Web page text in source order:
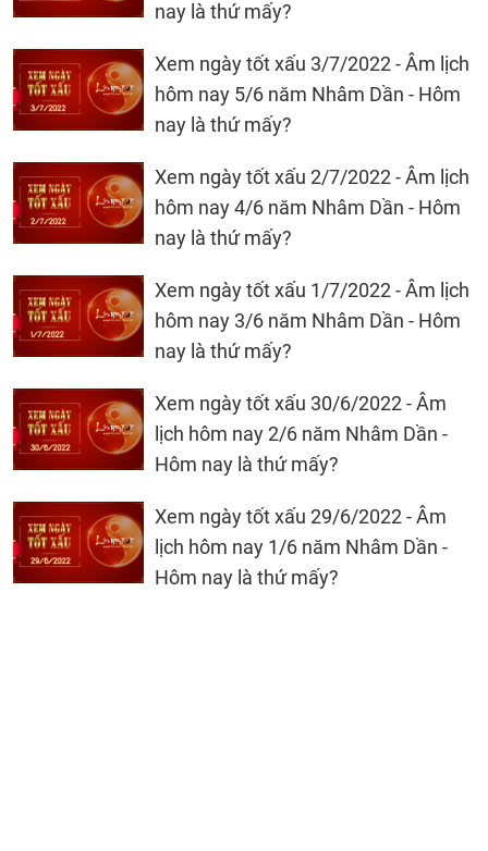
nay là thứ mấy?
Xem ngày tốt xấu 3/7/2022 - Âm lịch
hôm nay 5/6 năm Nhâm Dần - Hôm
nay là thứ mấy?
Xem ngày tốt xấu 2/7/2022 - Âm lịch
hôm nay 4/6 năm Nhâm Dần - Hôm
nay là thứ mấy?
Xem ngày tốt xấu 1/7/2022 - Âm lịch
hôm nay 3/6 năm Nhâm Dần - Hôm
nay là thứ mấy?
Xem ngày tốt xấu 30/6/2022 - Âm
lịch hôm nay 2/6 năm Nhâm Dần -
Hôm nay là thứ mấy?
Xem ngày tốt xấu 29/6/2022 - Âm
lịch hôm nay 1/6 năm Nhâm Dần -
Hôm nay là thứ mấy?